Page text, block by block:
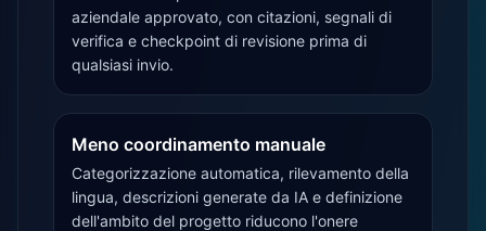
aziendale approvato, con citazioni, segnali di
verifica e checkpoint di revisione prima di
qualsiasi invio.
Meno coordinamento manuale
Categorizzazione automatica, rilevamento della
lingua, descrizioni generate da IA e definizione
dell'ambito del progetto riducono l'onere